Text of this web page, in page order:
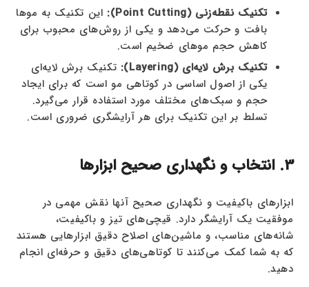
تکنیک نقطه‌زنی (Point Cutting):
این تکنیک به موها
بافت و حرکت می‌دهد و یکی از روش‌های محبوب برای
کاهش حجم موهای ضخیم است.
تکنیک برش لایه‌ای (Layering):
تکنیک برش لایه‌ای
یکی از اصول اساسی در کوتاهی مو است که برای ایجاد
حجم و سبک‌های مختلف مورد استفاده قرار می‌گیرد.
تسلط بر این تکنیک برای هر آرایشگری ضروری است.
3. انتخاب و نگهداری صحیح ابزارها
ابزارهای باکیفیت و نگهداری صحیح آنها نقش مهمی در
موفقیت یک آرایشگر دارد. قیچی‌های تیز و باکیفیت،
شانه‌های مناسب، و ماشین‌های اصلاح دقیق ابزارهایی هستند
که به شما کمک می‌کنند تا کوتاهی‌های دقیق و حرفه‌ای انجام
دهید.